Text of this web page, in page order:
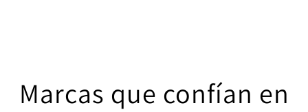
Marcas que confían en